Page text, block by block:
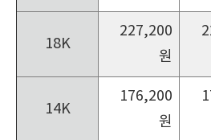
18K
227,200
원
14K
176,200
원